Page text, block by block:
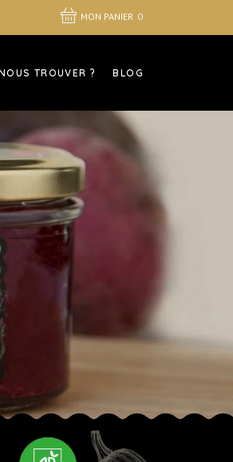
MON PANIER 0
TROUVER ? BLOG